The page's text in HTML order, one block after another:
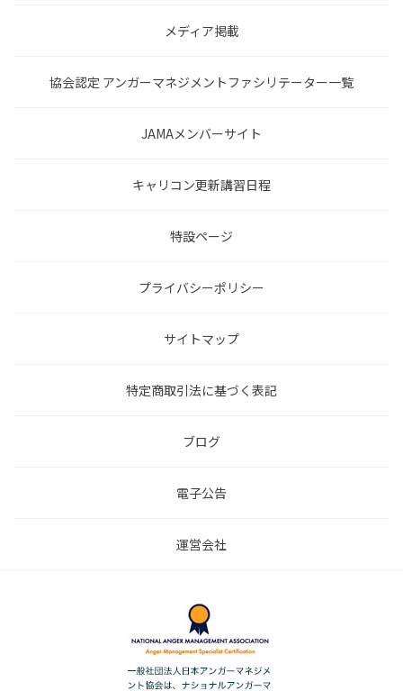
メディア掲載
協会認定 アンガーマネジメントファシリテーター一覧
JAMAメンバーサイト
キャリコン更新講習日程
特設ページ
プライバシーポリシー
サイトマップ
特定商取引法に基づく表記
ブログ
電子公告
運営会社